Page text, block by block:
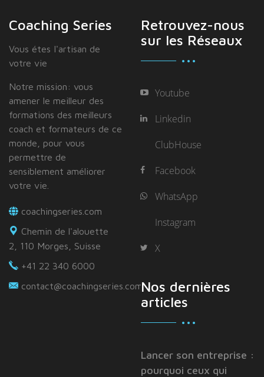
Coaching Series
Vous étes I'artisan de
votre vie
Notre mission: vous
amener le meilleur des
formations des meilleurs
coach et formateurs de ce
monde, pour vous
permettre de
sensiblement améliorer
votre vie.
coachingseries.com
Chemin de l'alouette
2, 110 Morges, Suisse
+41 22 340 6000
contact@coachingseries.com
Retrouvez-nous
sur les Réseaux
Youtube
Linkedin
ClubHouse
Facebook
WhatsApp
Instagram
X
Nos dernières
articles
Lancer son entreprise :
pourquoi ceux qui